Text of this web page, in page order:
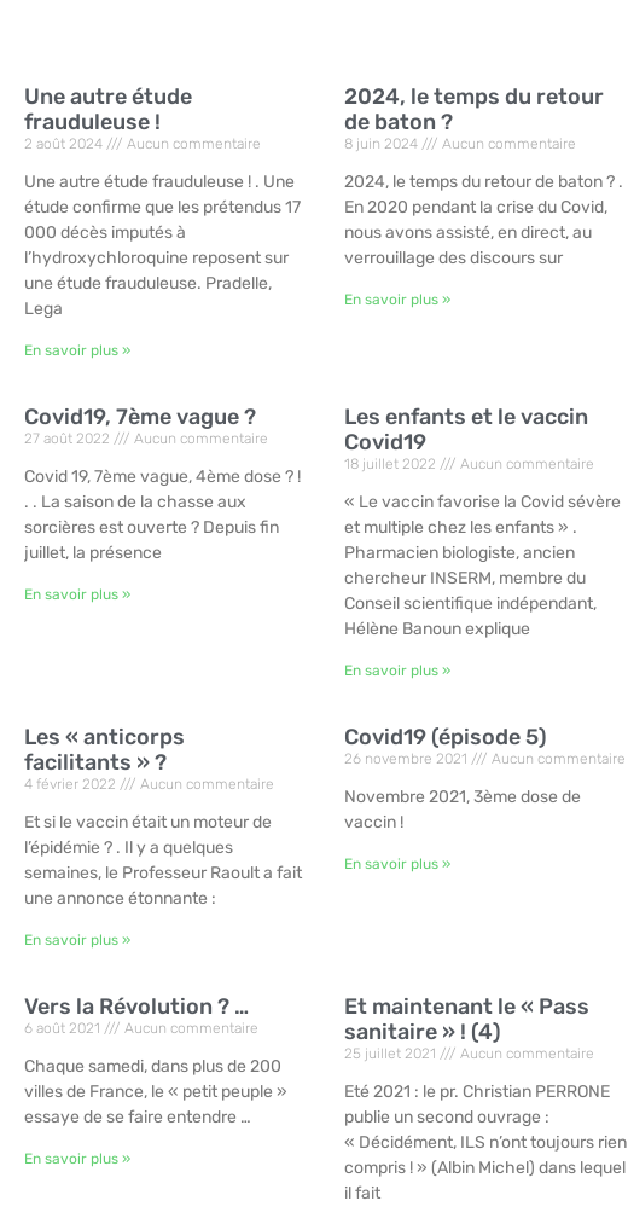
Une autre étude
frauduleuse !
2 août 2024 Aucun commentaire
Une autre étude frauduleuse ! . Une
étude confirme que les prétendus 17
000 décès imputés à
l’hydroxychloroquine reposent sur
une étude frauduleuse. Pradelle,
Lega
En savoir plus »
2024, le temps du retour
de baton ?
8 juin 2024 Aucun commentaire
2024, le temps du retour de baton ? .
En 2020 pendant la crise du Covid,
nous avons assisté, en direct, au
verrouillage des discours sur
En savoir plus »
Covid19, 7ème vague ?
27 août 2022 Aucun commentaire
Covid 19, 7ème vague, 4ème dose ? !
. . La saison de la chasse aux
sorcières est ouverte ? Depuis fin
juillet, la présence
En savoir plus »
Les enfants et le vaccin
Covid19
18 juillet 2022 Aucun commentaire
« Le vaccin favorise la Covid sévère
et multiple chez les enfants » .
Pharmacien biologiste, ancien
chercheur INSERM, membre du
Conseil scientifique indépendant,
Hélène Banoun explique
En savoir plus »
Les « anticorps
facilitants » ?
4 février 2022 Aucun commentaire
Et si le vaccin était un moteur de
l’épidémie ? . Il y a quelques
semaines, le Professeur Raoult a fait
une annonce étonnante :
En savoir plus »
Covid19 (épisode 5)
26 novembre 2021 Aucun commentaire
Novembre 2021, 3ème dose de
vaccin !
En savoir plus »
Vers la Révolution ? …
6 août 2021 Aucun commentaire
Chaque samedi, dans plus de 200
villes de France, le « petit peuple »
essaye de se faire entendre …
En savoir plus »
Et maintenant le « Pass
sanitaire » ! (4)
25 juillet 2021 Aucun commentaire
Eté 2021 : le pr. Christian PERRONE
publie un second ouvrage :
« Décidément, ILS n’ont toujours rien
compris ! » (Albin Michel) dans lequel
il fait